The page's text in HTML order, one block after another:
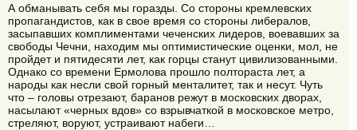
А обманывать себя мы горазды. Со стороны кремлевских
пропагандистов, как в свое время со стороны либералов,
засыпавших комплиментами чеченских лидеров, воевавших за
свободы Чечни, находим мы оптимистические оценки, мол, не
пройдет и пятидесяти лет, как горцы станут цивилизованными.
Однако со времени Ермолова прошло полтораста лет, а
народы как несли свой горный менталитет, так и несут. Чуть
что – головы отрезают, баранов режут в московских дворах,
насылают «черных вдов» со взрывчаткой в московское метро,
стреляют, воруют, устраивают набеги…